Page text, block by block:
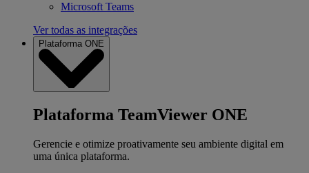
Microsoft Teams
Ver todas as integrações
Plataforma ONE
Plataforma TeamViewer ONE
Gerencie e otimize proativamente seu ambiente digital em
uma única plataforma.